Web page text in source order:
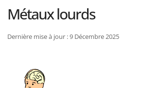
Métaux lourds
Dernière mise à jour : 9 Décembre 2025